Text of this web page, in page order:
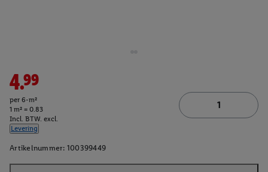
4.99
per 6-m²
1 m² = 0.83
Incl. BTW. excl.
Levering
Artikelnummer: 100399449